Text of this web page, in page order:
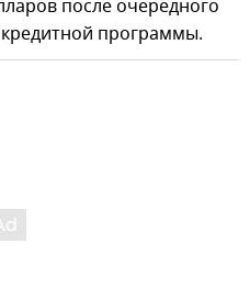
после очередного
программы.